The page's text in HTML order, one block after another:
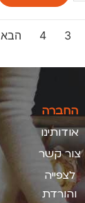
3
4 הבא
החברה
אודותינו
צור קשר
לצפייה
והורדת